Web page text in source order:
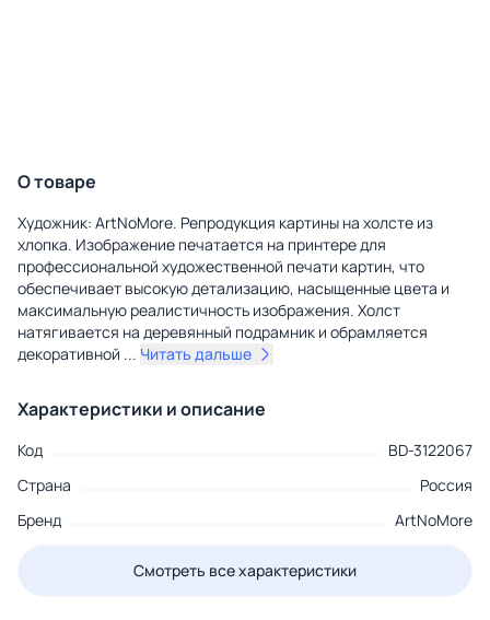
О товаре
Художник: ArtNoMore. Репродукция картины на холсте из
хлопка. Изображение печатается на принтере для
профессиональной художественной печати картин, что
обеспечивает высокую детализацию, насыщенные цвета и
максимальную реалистичность изображения. Холст
натягивается на деревянный подрамник и обрамляется
декоративной ... Читать дальше
Характеристики и описание
Код
BD-3122067
Страна
Россия
Бренд
ArtNoMore
Смотреть все характеристики